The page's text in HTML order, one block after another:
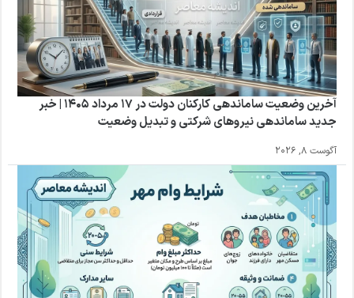
آخرین وضعیت ساماندهی کارکنان دولت در 17 مرداد 1405 | خبر
جدید ساماندهی نیروهای شرکتی و تبدیل وضعیت
آگوست 8, 2026